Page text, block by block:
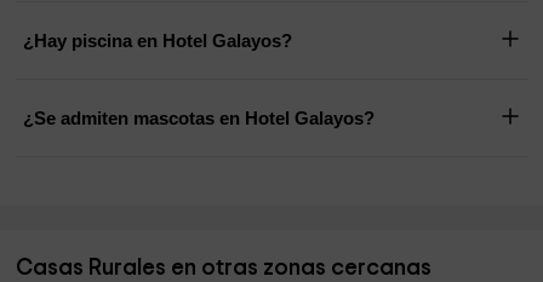
¿Hay piscina en Hotel Galayos?
¿Se admiten mascotas en Hotel Galayos?
Casas Rurales en otras zonas cercanas